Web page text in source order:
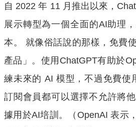
自 2022 年 11 月推出以來，
展示轉型為一個全面的AI助理
本。 就像俗話說的那樣，免費
產品」。使用ChatGPT有助於
練未來的 AI 模型，不過免費使
訂閱會員都可以選擇不允許將
據用於AI培訓。（OpenAI 表示